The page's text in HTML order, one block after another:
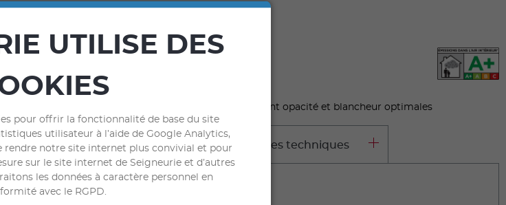
aux résines mixtes, d'aspect velouté-mat, offrant opacité et blancheur optimales
Destination Caractéristiques techniques
résistance : RAH Classe 1, lessivable.
UTILISE DES
pour offrir la fonctionnalité de base du site
utilisateur à l’aide de Google Analytics,
rendre notre site internet plus convivial et pour
sur le site internet de Seigneurie et d’autres
les données à caractère personnel en
avec le RGPD.